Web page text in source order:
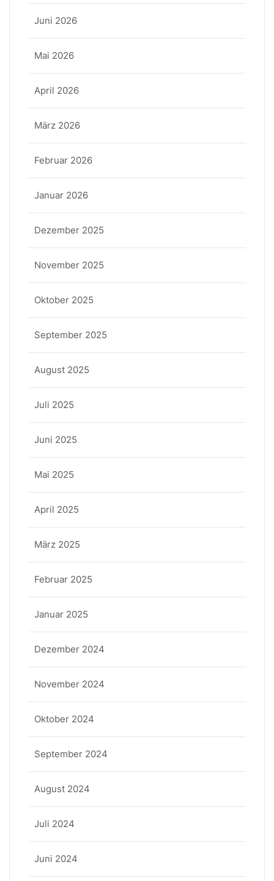
Juni 2026
Mai 2026
April 2026
März 2026
Februar 2026
Januar 2026
Dezember 2025
November 2025
Oktober 2025
September 2025
August 2025
Juli 2025
Juni 2025
Mai 2025
April 2025
März 2025
Februar 2025
Januar 2025
Dezember 2024
November 2024
Oktober 2024
September 2024
August 2024
Juli 2024
Juni 2024